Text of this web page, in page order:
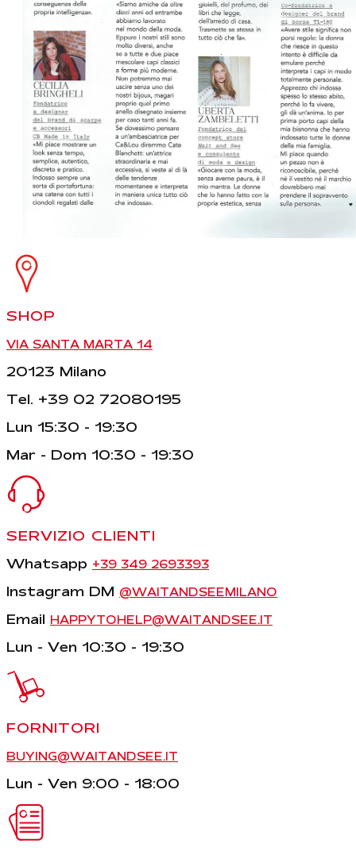
SHOP
VIA SANTA MARTA 14
20123 Milano
Tel. +39 02 72080195
Lun 15:30 - 19:30
Mar - Dom 10:30 - 19:30
SERVIZIO CLIENTI
Whatsapp +39 349 2693393
Instagram DM @WAITANDSEEMILANO
Email HAPPYTOHELP@WAITANDSEE.IT
Lun - Ven 10:30 - 19:30
FORNITORI
BUYING@WAITANDSEE.IT
Lun - Ven 9:00 - 18:00